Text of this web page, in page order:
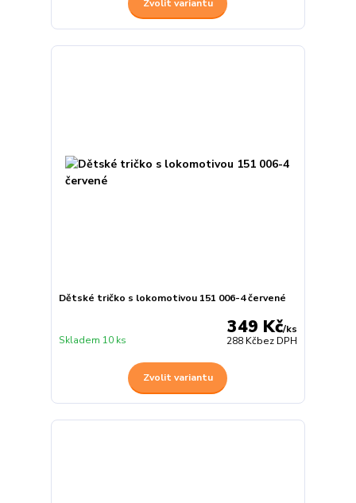
Zvolit variantu
Dětské tričko s lokomotivou 151 006-4 červené
349 Kč/ks
288 Kčbez DPH
Skladem 10 ks
Zvolit variantu